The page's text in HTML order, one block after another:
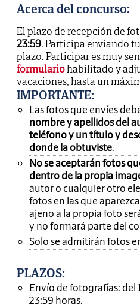
Acerca del concurso:
El plazo de recepción de
23:59. Participa enviando
plazo. Participar es muy
formulariohabilitado y
vacaciones, hasta un
IMPORTANTE:
Las fotos que envíes
nombre y apellidos del
teléfono y un título y
donde la obtuviste.
No se aceptarán fotos
dentro de la propia
autor o cualquier otro
fotos en las que
ajeno a la propia foto
y no formará parte del
Solo se admitirán fotos
PLAZOS:
Envío de fotografías: del
23:59 horas.